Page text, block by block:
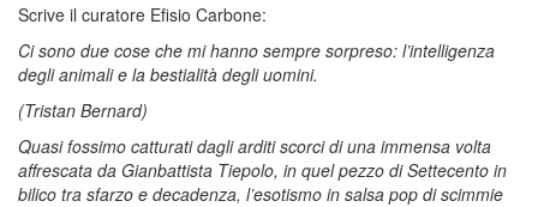
Scrive il curatore Efisio Carbone:
Ci sono due cose che mi hanno sempre sorpreso: l’intelligenza
degli animali e la bestialità degli uomini.
(Tristan Bernard)
Quasi fossimo catturati dagli arditi scorci di una immensa volta
affrescata da Gianbattista Tiepolo, in quel pezzo di Settecento in
bilico tra sfarzo e decadenza, l’esotismo in salsa pop di scimmie